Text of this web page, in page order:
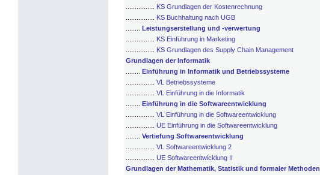
KS Grundlagen der Kostenrechnung
KS Buchhaltung nach UGB
Leistungserstellung und -verwertung
KS Einführung in Marketing
KS Grundlagen des Supply Chain Management
Grundlagen der Informatik
Einführung in Informatik und Betriebssysteme
VL Betriebssysteme
VL Einführung in die Informatik
Einführung in die Softwareentwicklung
VL Einführung in die Softwareentwicklung
UE Einführung in die Softwareentwicklung
Vertiefung Softwareentwicklung
VL Softwareentwicklung 2
UE Softwareentwicklung II
Grundlagen der Mathematik, Statistik und formaler Methoden